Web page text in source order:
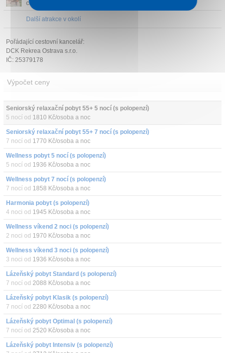
cestovního ruch...
Další atrakce v okolí
Pořádající cestovní kancelář:
DCK Rekrea Ostrava s.r.o.
IČ: 25379178
Výpočet ceny
Seniorský relaxační pobyt 55+ 5 nocí (s polopenzí)
5 nocí od 1810 Kč/osoba a noc
Seniorský relaxační pobyt 55+ 7 nocí (s polopenzí)
7 nocí od 1770 Kč/osoba a noc
Wellness pobyt 5 nocí (s polopenzí)
5 nocí od 1936 Kč/osoba a noc
Wellness pobyt 7 nocí (s polopenzí)
7 nocí od 1858 Kč/osoba a noc
Harmonia pobyt (s polopenzí)
4 noci od 1945 Kč/osoba a noc
Wellness víkend 2 noci (s polopenzí)
2 noci od 1970 Kč/osoba a noc
Wellness víkend 3 noci (s polopenzí)
3 noci od 1936 Kč/osoba a noc
Lázeňský pobyt Standard (s polopenzí)
7 nocí od 2088 Kč/osoba a noc
Lázeňský pobyt Klasik (s polopenzí)
7 nocí od 2280 Kč/osoba a noc
Lázeňský pobyt Optimal (s polopenzí)
7 nocí od 2520 Kč/osoba a noc
Lázeňský pobyt Intensiv (s polopenzí)